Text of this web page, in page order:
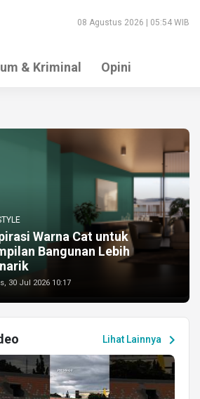
08 Agustus 2026 | 05:54 WIB
& Kriminal Opini
Warna Cat untuk
Bangunan Lebih
30 Jul 2026 10:17
Lihat Lainnya chevron_right